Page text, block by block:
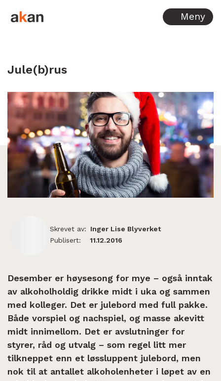
Hopp til innhold Meny
Jule(b)rus
Skrevet av:
Inger Lise Blyverket
Publisert:
11.12.2016
Desember er høysesong for mye – også inntak
av alkoholholdig drikke midt i uka og sammen
med kolleger. Det er julebord med full pakke.
Både vorspiel og nachspiel, og masse akevitt
midt innimellom. Det er avslutninger for
styrer, råd og utvalg – som regel litt mer
tilkneppet enn et løssluppent julebord, men
nok til at antallet alkoholenheter i løpet av en